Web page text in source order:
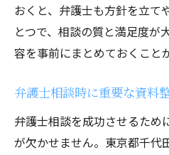
おくと、弁護士も方針を立て
とつで、相談の質と満足度が
容を事前にまとめておくこと
弁護士相談時に重要な資料
弁護士相談を成功させるため
が欠かせません。東京都千代